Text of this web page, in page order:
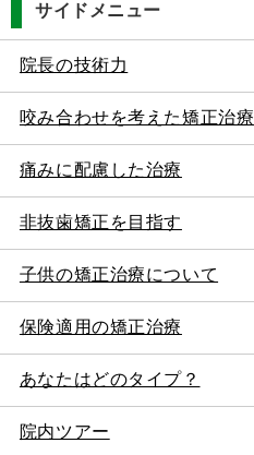
サイドメニュー
院長の技術力
咬み合わせを考えた矯正治療
痛みに配慮した治療
非抜歯矯正を目指す
子供の矯正治療について
保険適用の矯正治療
あなたはどのタイプ？
院内ツアー